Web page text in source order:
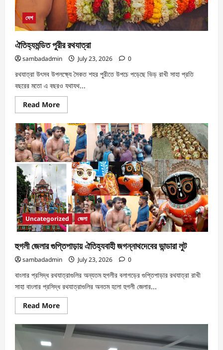
দেশ
ঐতিহ্যমন্ডিত পুরীর রথযাত্রা
sambadadmin July 23, 2026 0
রথযাত্রা উৎসব উপলক্ষ্যে সৈকত শহর পুরীতে উপচে পড়েছে ভিড় রাখী সাহা প্রতি
বছরের মতো এ বছরও যথাযথ...
Read More
Uncategorized জেলা
হুগলী জেলার গুপ্তিপাড়ায় ঐতিহ্যবাহী জগন্নাথদেবের ভান্ডারা লুট
sambadadmin July 23, 2026 0
বাংলার প্রসিদ্ধ রথযাত্রাগুলির অন্যতম হুগলীর বলাগড়ের গুপ্তিপাড়ার রথযাত্রা রাখী
সাহা বাংলার প্রসিদ্ধ রথযাত্রাগুলির অন‌তম হলো হুগলী জেলার...
Read More